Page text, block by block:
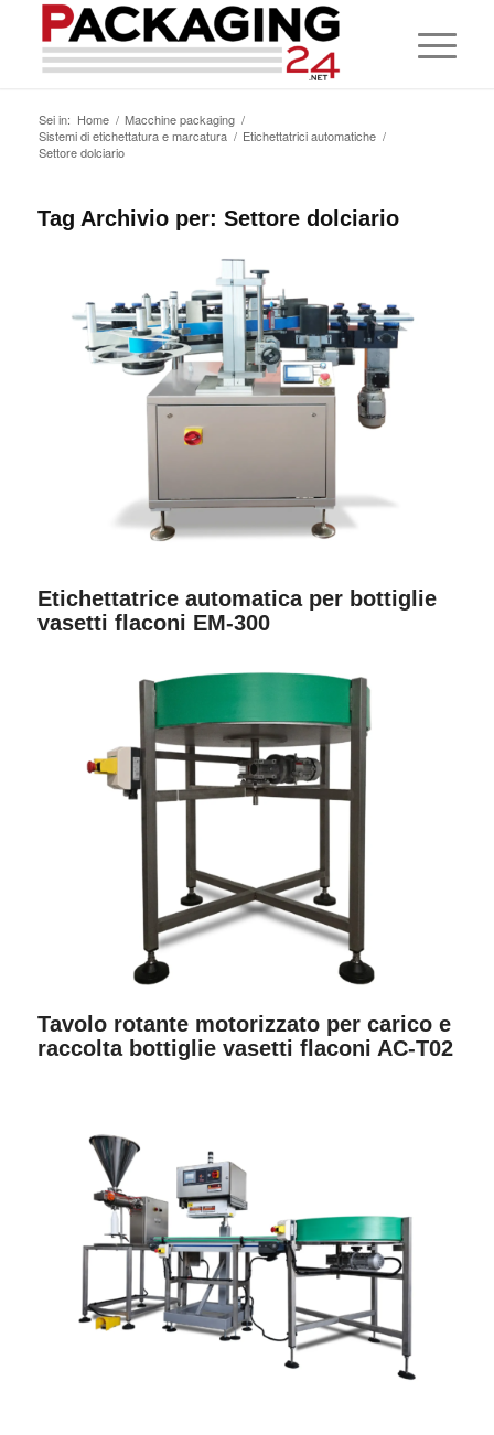
Sei in: Home / Macchine packaging /
Sistemi di etichettatura e marcatura / Etichettatrici automatiche /
Settore dolciario
Tag Archivio per: Settore dolciario
Etichettatrice automatica per bottiglie
vasetti flaconi EM-300
Tavolo rotante motorizzato per carico e
raccolta bottiglie vasetti flaconi AC-T02